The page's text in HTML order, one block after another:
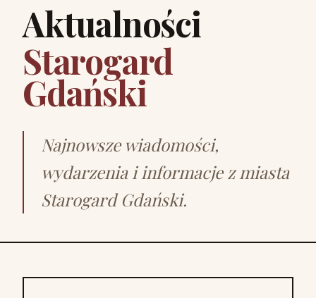
Aktualności
Starogard
Gdański
Najnowsze wiadomości,
wydarzenia i informacje z miasta
Starogard Gdański.